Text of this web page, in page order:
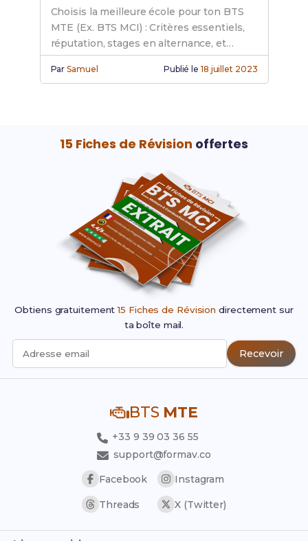
Choisis la meilleure école pour ton BTS
MTE (Ex. BTS MCI) : Critères essentiels,
réputation, stages en alternance, et
accompagnement pédagogique pour
maximiser ta réussite et ton avenir.
ParSamuel Publié le 18 juillet 2023
15 Fiches de Révision offertes
Obtiens gratuitement15 Fiches de Révision directement sur
ta boîte mail.
Adresse email Recevoir
BTS MTE
+33 9 39 03 36 55
support@formav.co
Facebook
Instagram
Threads X (Twitter)